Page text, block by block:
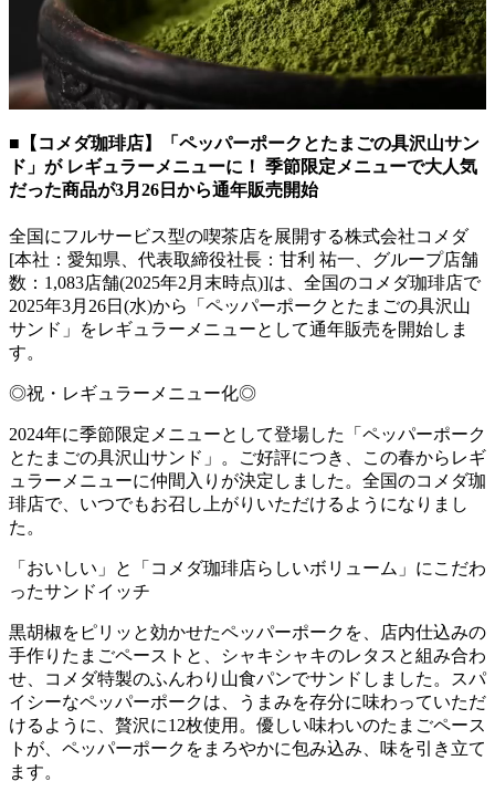
■【コメダ珈琲店】「ペッパーポークとたまごの具沢山サン
ド」が レギュラーメニューに！ 季節限定メニューで大人気
だった商品が3月26日から通年販売開始
全国にフルサービス型の喫茶店を展開する株式会社コメダ
[本社：愛知県、代表取締役社長：甘利 祐一、グループ店舗
数：1,083店舗(2025年2月末時点)]は、全国のコメダ珈琲店で
2025年3月26日(水)から「ペッパーポークとたまごの具沢山
サンド」をレギュラーメニューとして通年販売を開始しま
す。
◎祝・レギュラーメニュー化◎
2024年に季節限定メニューとして登場した「ペッパーポーク
とたまごの具沢山サンド」。ご好評につき、この春からレギ
ュラーメニューに仲間入りが決定しました。全国のコメダ珈
琲店で、いつでもお召し上がりいただけるようになりまし
た。
「おいしい」と「コメダ珈琲店らしいボリューム」にこだわ
ったサンドイッチ
黒胡椒をピリッと効かせたペッパーポークを、店内仕込みの
手作りたまごペーストと、シャキシャキのレタスと組み合わ
せ、コメダ特製のふんわり山食パンでサンドしました。スパ
イシーなペッパーポークは、うまみを存分に味わっていただ
けるように、贅沢に12枚使用。優しい味わいのたまごペース
トが、ペッパーポークをまろやかに包み込み、味を引き立て
ます。